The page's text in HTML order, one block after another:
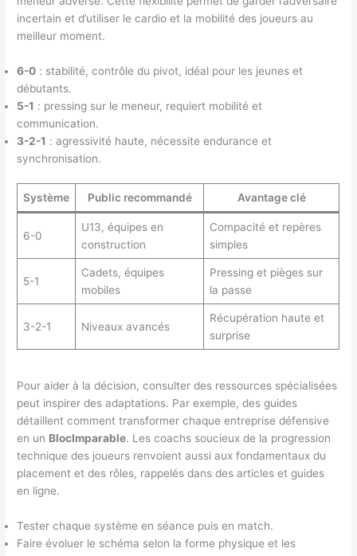
incertain et d’utiliser le cardio et la mobilité des joueurs au
meilleur moment.
6-0 : stabilité, contrôle du pivot, idéal pour les jeunes et
débutants.
5-1 : pressing sur le meneur, requiert mobilité et
communication.
3-2-1 : agressivité haute, nécessite endurance et
synchronisation.
Système Public recommandé Avantage clé
6-0
U13, équipes en
construction
Compacité et repères
simples
5-1
Cadets, équipes
mobiles
Pressing et pièges sur
la passe
3-2-1 Niveaux avancés
Récupération haute et
surprise
Pour aider à la décision, consulter des ressources spécialisées
peut inspirer des adaptations. Par exemple, des guides
détaillent comment transformer chaque entreprise défensive
en un BlocImparable. Les coachs soucieux de la progression
technique des joueurs renvoient aussi aux fondamentaux du
placement et des rôles, rappelés dans des articles et guides
en ligne.
Tester chaque système en séance puis en match.
Faire évoluer le schéma selon la forme physique et les